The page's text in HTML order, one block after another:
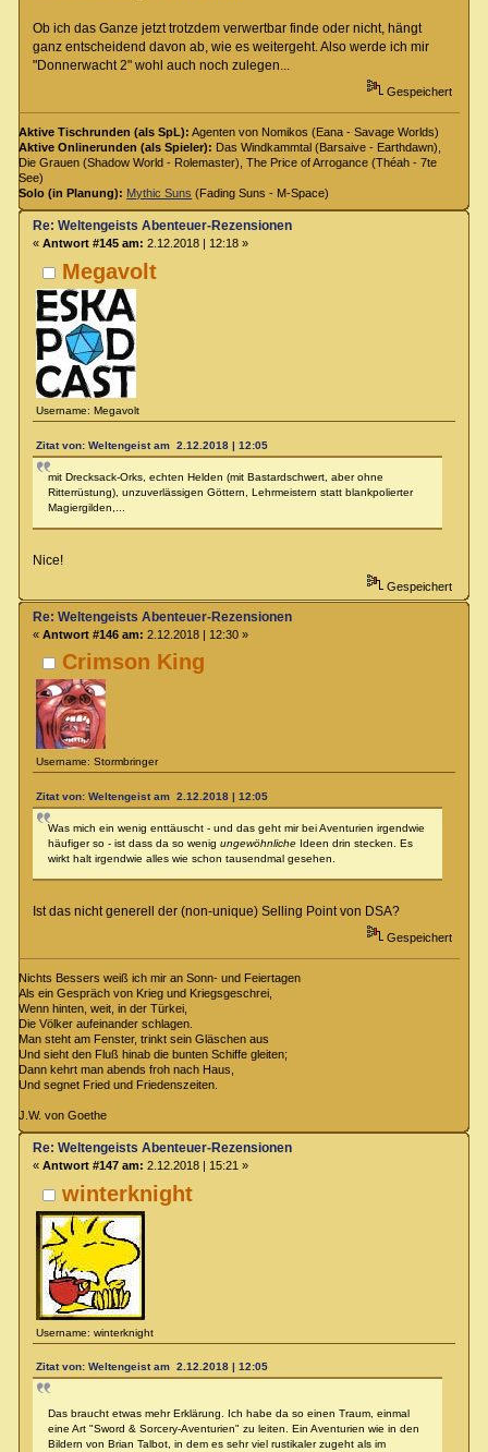
Ob ich das Ganze jetzt trotzdem verwertbar finde oder nicht, hängt
ganz entscheidend davon ab, wie es weitergeht. Also werde ich mir
"Donnerwacht 2" wohl auch noch zulegen...
Gespeichert
Aktive Tischrunden (als SpL): Agenten von Nomikos (Eana - Savage Worlds)
Aktive Onlinerunden (als Spieler): Das Windkammtal (Barsaive - Earthdawn),
Die Grauen (Shadow World - Rolemaster), The Price of Arrogance (Théah - 7te
See)
Solo (in Planung): Mythic Suns (Fading Suns - M-Space)
Megavolt
Username: Megavolt
Re: Weltengeists Abenteuer-Rezensionen
« Antwort #145 am: 2.12.2018 | 12:18 »
Zitat von: Weltengeist am 2.12.2018 | 12:05
mit Drecksack-Orks, echten Helden (mit Bastardschwert, aber ohne
Ritterrüstung), unzuverlässigen Göttern, Lehrmeistern statt blankpolierter
Magiergilden,...
Nice!
Gespeichert
Crimson King
Username: Stormbringer
Re: Weltengeists Abenteuer-Rezensionen
« Antwort #146 am: 2.12.2018 | 12:30 »
Zitat von: Weltengeist am 2.12.2018 | 12:05
Was mich ein wenig enttäuscht - und das geht mir bei Aventurien irgendwie
häufiger so - ist dass da so wenig ungewöhnlicheIdeen drin stecken. Es
wirkt halt irgendwie alles wie schon tausendmal gesehen.
Ist das nicht generell der (non-unique) Selling Point von DSA?
Gespeichert
Nichts Bessers weiß ich mir an Sonn- und Feiertagen
Als ein Gespräch von Krieg und Kriegsgeschrei,
Wenn hinten, weit, in der Türkei,
Die Völker aufeinander schlagen.
Man steht am Fenster, trinkt sein Gläschen aus
Und sieht den Fluß hinab die bunten Schiffe gleiten;
Dann kehrt man abends froh nach Haus,
Und segnet Fried und Friedenszeiten.
J.W. von Goethe
winterknight
Username: winterknight
Re: Weltengeists Abenteuer-Rezensionen
« Antwort #147 am: 2.12.2018 | 15:21 »
Zitat von: Weltengeist am 2.12.2018 | 12:05
Das braucht etwas mehr Erklärung. Ich habe da so einen Traum, einmal
eine Art "Sword & Sorcery-Aventurien" zu leiten. Ein Aventurien wie in den
Bildern von Brian Talbot, in dem es sehr viel rustikaler zugeht als im